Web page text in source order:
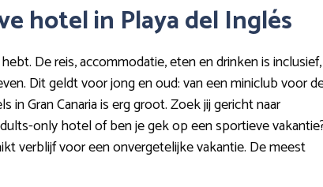
hotel in Playa del Inglés
De reis, accommodatie, eten en drinken is
Dit geldt voor jong en oud: van een miniclub voor
Gran Canaria is erg groot. Zoek jij gericht naar
only hotel of ben je gek op een sportieve
verblijf voor een onvergetelijke vakantie. De meest